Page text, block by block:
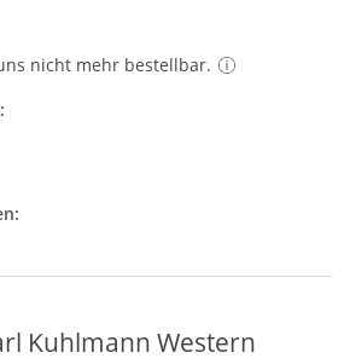
nicht mehr bestellbar.
Kuhlmann Western